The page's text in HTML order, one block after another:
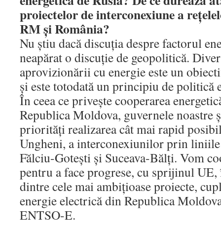
proiectelor de interconexiune a
RM şi România?
Nu ştiu dacă discuţia despre factorul
neapărat o discuţie de geopolitică.
aprovizionării cu energie este un
şi este totodată un principiu de politică
În ceea ce priveşte cooperarea
Republica Moldova, guvernele noastre
priorităţi realizarea cât mai rapid
Ungheni, a interconexiunilor prin
Fălciu-Goteşti şi Suceava-Bălţi. Vom
pentru a face progrese, cu sprijinul
dintre cele mai ambiţioase proiecte,
energie electrică din Republica
ENTSO-E.